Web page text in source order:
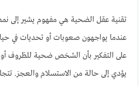
تقنية عقل الضحية هي مفهوم يشير إلى نمط
عندما يواجهون صعوبات أو تحديات في
على التفكير بأن الشخص ضحية للظروف
يؤدي إلى حالة من الاستسلام والعجز.